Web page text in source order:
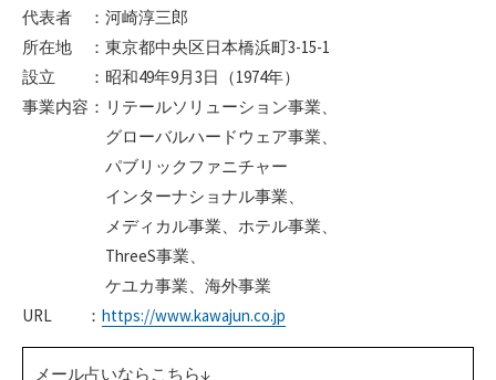
代表者 ：河崎淳三郎
所在地 ：東京都中央区日本橋浜町3-15-1
設立 ：昭和49年9月3日（1974年）
事業内容：リテールソリューション事業、
グローバルハードウェア事業、
パブリックファニチャー
インターナショナル事業、
メディカル事業、ホテル事業、
ThreeS事業、
ケユカ事業、海外事業
URL ： https://www.kawajun.co.jp
メール占いならこちら↓